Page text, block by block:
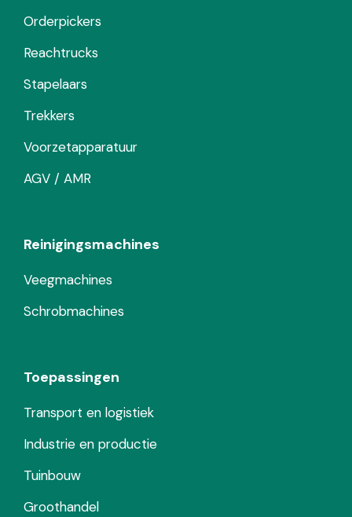
Orderpickers
Reachtrucks
Stapelaars
Trekkers
Voorzetapparatuur
AGV / AMR
Reinigingsmachines
Veegmachines
Schrobmachines
Toepassingen
Transport en logistiek
Industrie en productie
Tuinbouw
Groothandel